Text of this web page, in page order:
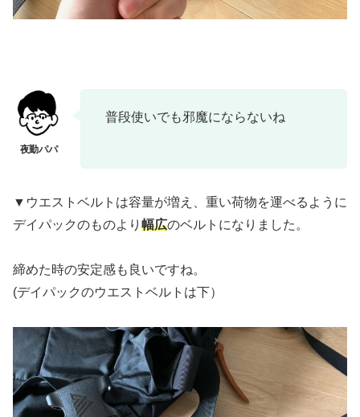
普段使いでも邪魔にならないね
▼ウエストベルトは容量が増え、重い荷物を運べるように
デイパックのものより 幅広のベルトになりました。
締めた時の安定感も良いですね。
(デイパックのウエストベルトは下）